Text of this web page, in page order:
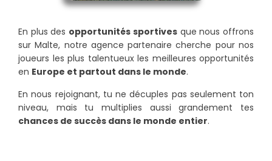
En plus des opportunités sportivesque nous offrons
sur Malte, notre agence partenaire cherche pour nos
joueurs les plus talentueux les meilleures opportunités
en Europe et partout dans le monde.
En nous rejoignant, tu ne décuples pas seulement ton
niveau, mais tu multiplies aussi grandement tes
chances de succès dans le monde entier.